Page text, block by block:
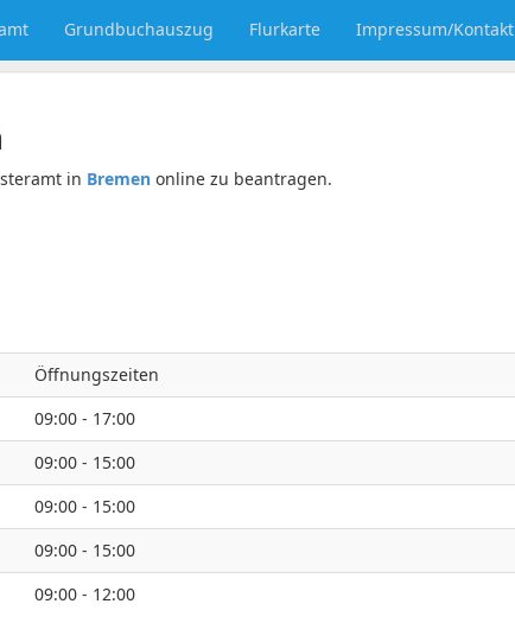
Grundbuchauszug Flurkarte Impressum/Kontakt
in Bremen online zu beantragen.
Öffnungszeiten
09:00 - 17:00
09:00 - 15:00
09:00 - 15:00
09:00 - 15:00
09:00 - 12:00